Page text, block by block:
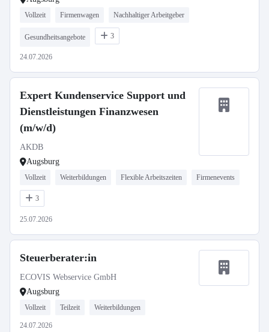
Vollzeit Firmenwagen Nachhaltiger Arbeitgeber
Gesundheitsangebote 3
24.07.2026
Expert Kundenservice Support und
Dienstleistungen Finanzwesen
(m/w/d)
AKDB
Augsburg
Vollzeit Weiterbildungen Flexible Arbeitszeiten Firmenevents
3
25.07.2026
Steuerberater:in
ECOVIS Webservice GmbH
Augsburg
Vollzeit Teilzeit Weiterbildungen
24.07.2026